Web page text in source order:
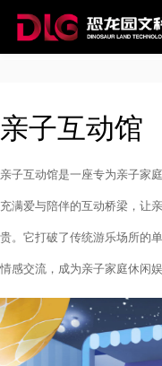
亲子互动馆
亲子互动馆是一座专为亲子家
充满爱与陪伴的互动桥梁，让
贵。它打破了传统游乐场所的
情感交流，成为亲子家庭休闲娱